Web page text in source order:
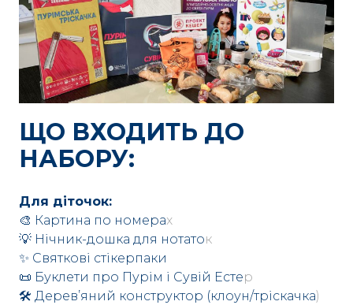
ЩО ВХОДИТЬ ДО
НАБОРУ:
Для діточок:
🎨 Картина по номерах
💡 Нічник-дошка для нотаток
✨ Святкові стікерпаки
📜 Буклети про Пурім і Сувій Естер
🛠 Дерев’яний конструктор (клоун/тріскачка)